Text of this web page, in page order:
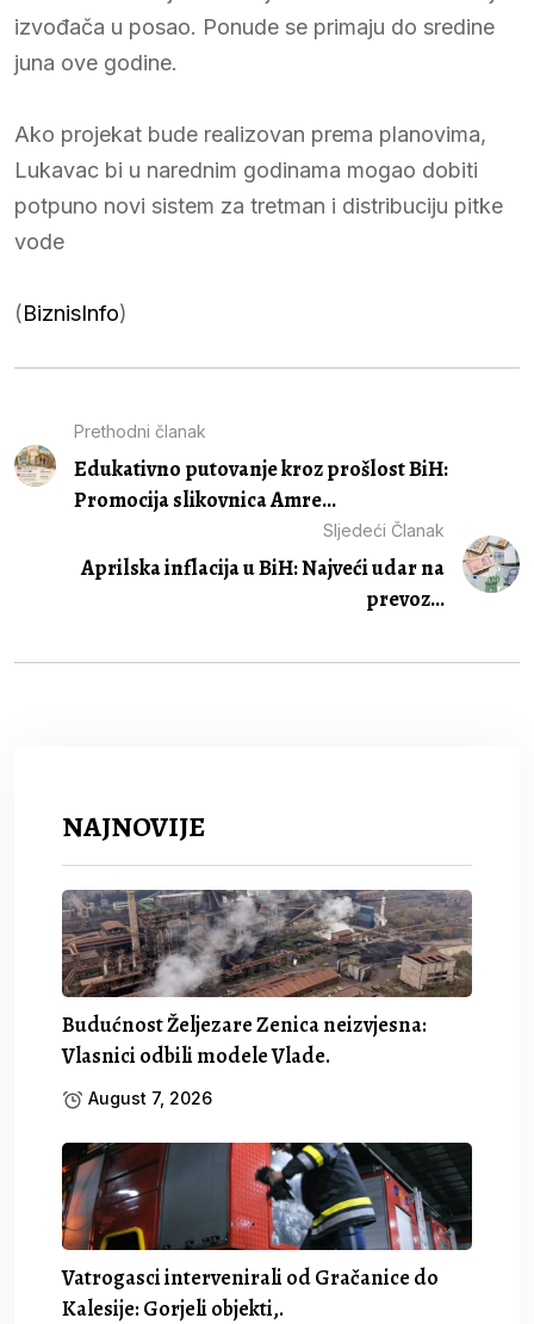
izvođača u posao. Ponude se primaju do sredine
juna ove godine.
Ako projekat bude realizovan prema planovima,
Lukavac bi u narednim godinama mogao dobiti
potpuno novi sistem za tretman i distribuciju pitke
vode
(BiznisInfo)
Prethodni članak
Edukativno putovanje kroz prošlost BiH:
Promocija slikovnica Amre...
Sljedeći Članak
Aprilska inflacija u BiH: Najveći udar na
prevoz...
NAJNOVIJE
Budućnost Željezare Zenica neizvjesna:
Vlasnici odbili modele Vlade.
August 7, 2026
Vatrogasci intervenirali od Gračanice do
Kalesije: Gorjeli objekti,.